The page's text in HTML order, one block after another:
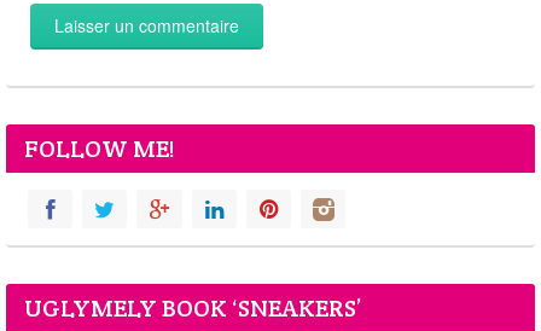
FOLLOW ME!
UGLYMELY BOOK ‘SNEAKERS’